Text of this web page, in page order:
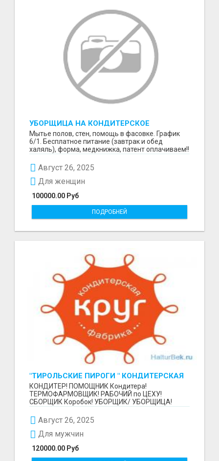
УБОРЩИЦА НА КОНДИТЕРСКОЕ
ПРОИЗВОДСТВО (МАРЬИНО/КУРЬЯНОВО)
Мытье полов, стен, помощь в фасовке. График
6/1. Бесплатное питание (завтрак и обед
халяль), форма, медкнижка, патент оплачиваем!!
Август 26, 2025
100000.00 Руб
Для женщин
ПОДРОБНЕЙ
"ТИРОЛЬСКИЕ ПИРОГИ " КОНДИТЕРСКАЯ
ФАБРИКА "КРУГ "
КОНДИТЕР! ПОМОЩНИК Кондитера!
ТЕРМОФАРМОВЩИК! РАБОЧИЙ по ЦЕХУ!
СБОРЩИК Коробок! УБОРЩИК/ УБОРЩИЦА!
Август 26, 2025
120000.00 Руб
Для мужчин